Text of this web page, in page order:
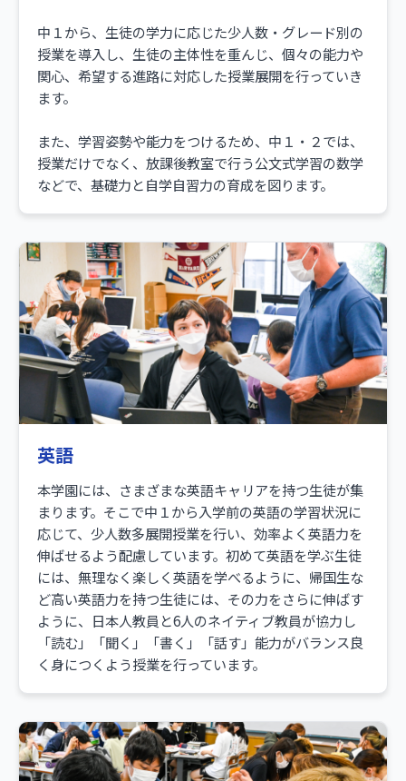
中１から、生徒の学力に応じた少人数・グレード別の
授業を導入し、生徒の主体性を重んじ、個々の能力や
関心、希望する進路に対応した授業展開を行っていき
ます。
また、学習姿勢や能力をつけるため、中１・２では、
授業だけでなく、放課後教室で行う公文式学習の数学
などで、基礎力と自学自習力の育成を図ります。
英語
本学園には、さまざまな英語キャリアを持つ生徒が集
まります。そこで中１から入学前の英語の学習状況に
応じて、少人数多展開授業を行い、効率よく英語力を
伸ばせるよう配慮しています。初めて英語を学ぶ生徒
には、無理なく楽しく英語を学べるように、帰国生な
ど高い英語力を持つ生徒には、その力をさらに伸ばす
ように、日本人教員と6人のネイティブ教員が協力し
「読む」「聞く」「書く」「話す」能力がバランス良
く身につくよう授業を行っています。